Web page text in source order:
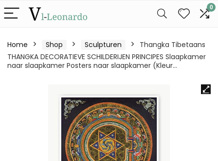
0
Home Shop Sculpturen
Thangka Tibetaans
THANGKA DECORATIEVE SCHILDERIJEN PRINCIPES Slaapkamer
naar slaapkamer Posters naar slaapkamer (Kleur…